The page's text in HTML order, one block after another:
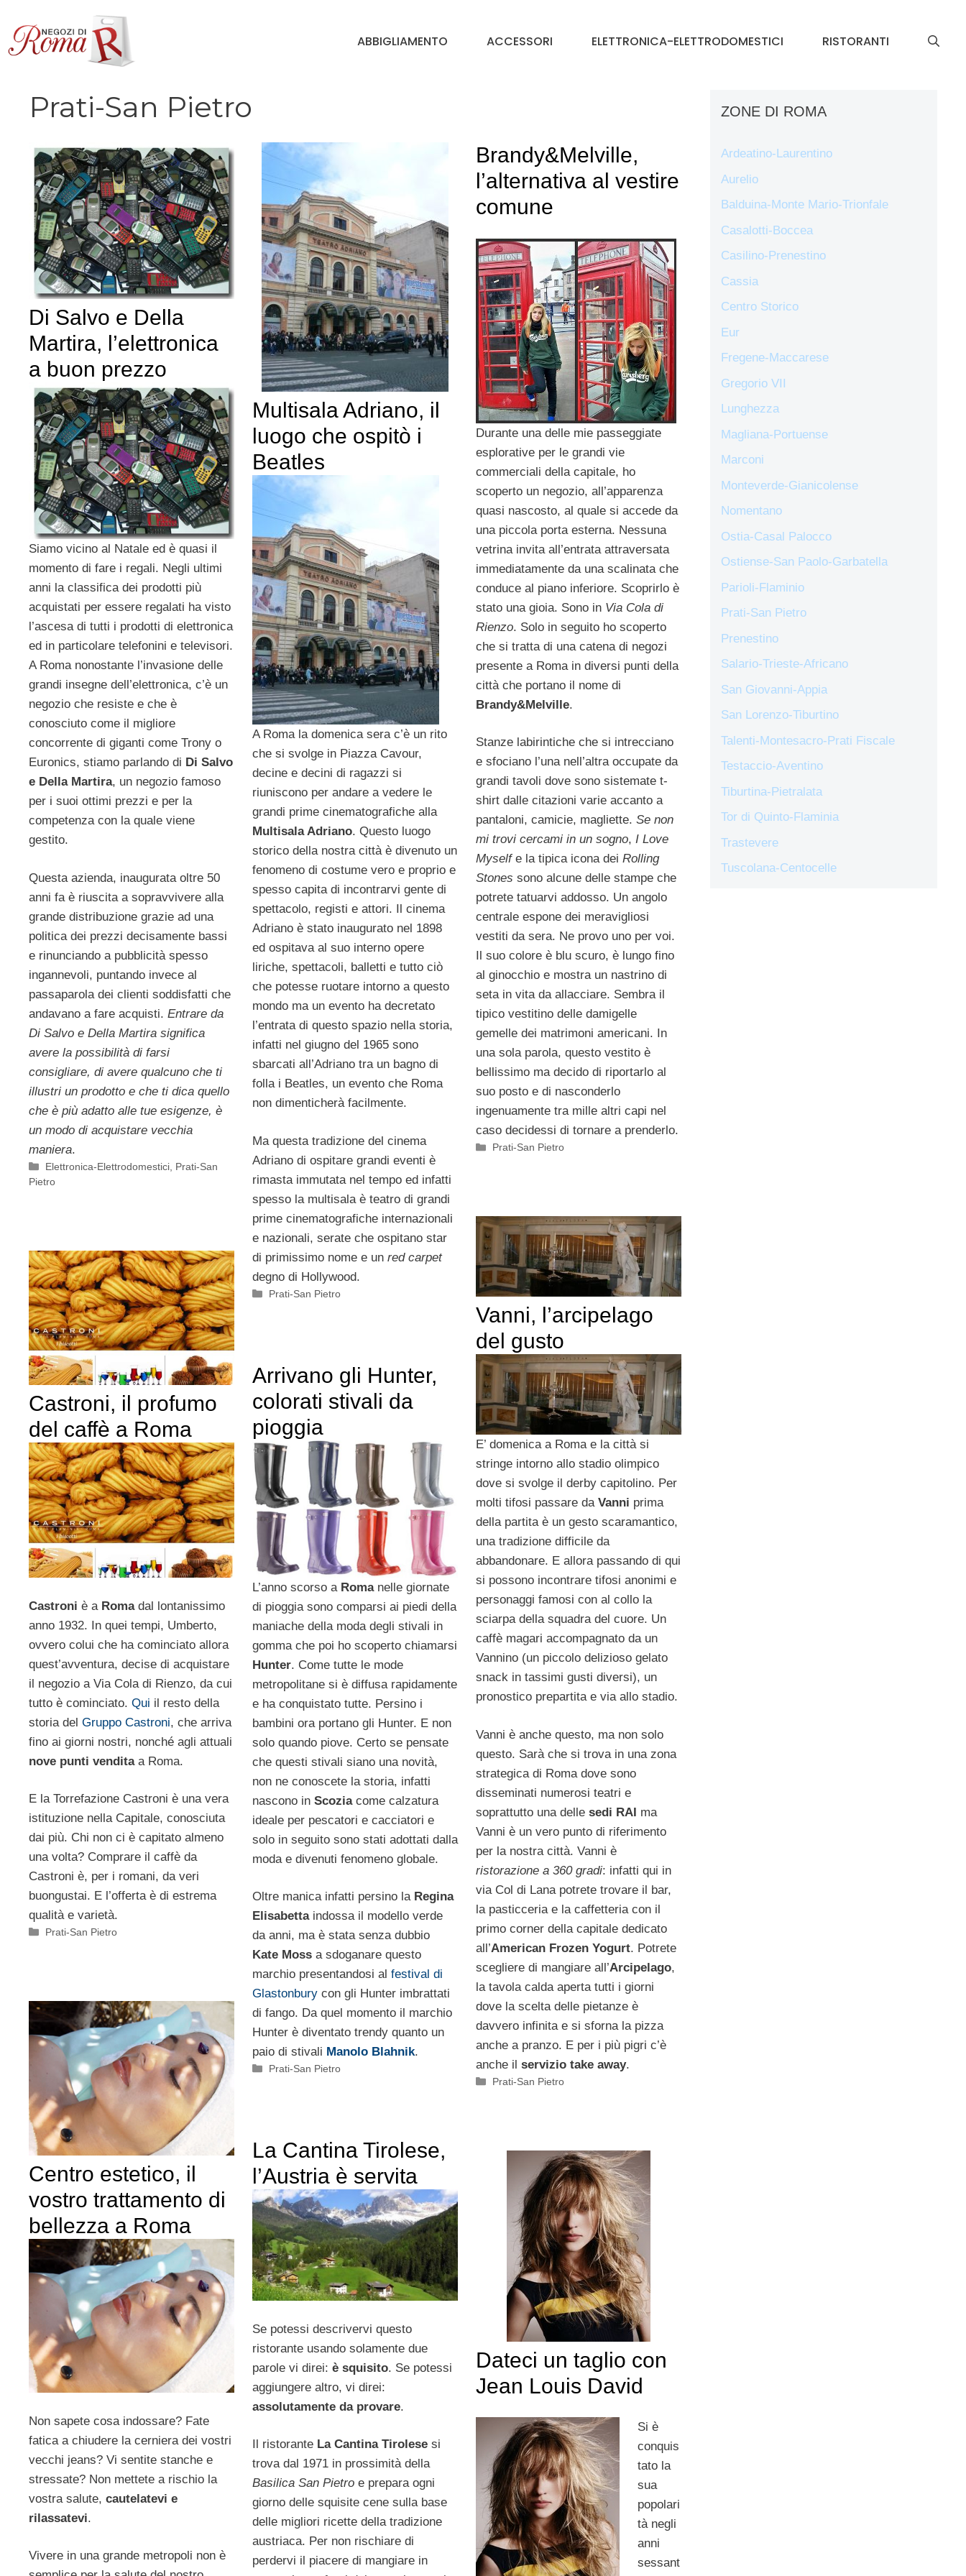
contenuto
ABBIGLIAMENTO ACCESSORI ELETTRONICA-ELETTRODOMESTICI RISTORANTI
Prati-San Pietro
Di Salvo e Della
Martira, l’elettronica
a buon prezzo
Siamo vicino al Natale ed è quasi il
momento di fare i regali. Negli ultimi
anni la classifica dei prodotti più
acquistati per essere regalati ha visto
l’ascesa di tutti i prodotti di elettronica
ed in particolare telefonini e televisori.
A Roma nonostante l’invasione delle
grandi insegne dell’elettronica, c’è un
negozio che resiste e che è
conosciuto come il migliore
concorrente di giganti come Trony o
Euronics, stiamo parlando di Di Salvo
e Della Martira, un negozio famoso
per i suoi ottimi prezzi e per la
competenza con la quale viene
gestito.
Questa azienda, inaugurata oltre 50
anni fa è riuscita a sopravvivere alla
grande distribuzione grazie ad una
politica dei prezzi decisamente bassi
e rinunciando a pubblicità spesso
ingannevoli, puntando invece al
passaparola dei clienti soddisfatti che
andavano a fare acquisti. Entrare da
Di Salvo e Della Martira significa
avere la possibilità di farsi
consigliare, di avere qualcuno che ti
illustri un prodotto e che ti dica quello
che è più adatto alle tue esigenze, è
un modo di acquistare vecchia
maniera.
Categorie
Elettronica-Elettrodomestici Prati-San
Pietro
Multisala Adriano, il
luogo che ospitò i
Beatles
A Roma la domenica sera c’è un rito
che si svolge in Piazza Cavour,
decine e decini di ragazzi si
riuniscono per andare a vedere le
grandi prime cinematografiche alla
Multisala Adriano. Questo luogo
storico della nostra città è divenuto un
fenomeno di costume vero e proprio e
spesso capita di incontrarvi gente di
spettacolo, registi e attori. Il cinema
Adriano è stato inaugurato nel 1898
ed ospitava al suo interno opere
liriche, spettacoli, balletti e tutto ciò
che potesse ruotare intorno a questo
mondo ma un evento ha decretato
l’entrata di questo spazio nella storia,
infatti nel giugno del 1965 sono
sbarcati all’Adriano tra un bagno di
folla i Beatles, un evento che Roma
non dimenticherà facilmente.
Ma questa tradizione del cinema
Adriano di ospitare grandi eventi è
rimasta immutata nel tempo ed infatti
spesso la multisala è teatro di grandi
prime cinematografiche internazionali
e nazionali, serate che ospitano star
di primissimo nome e un red carpet
degno di Hollywood.
Categorie
Prati-San Pietro
Brandy&Melville,
l’alternativa al vestire
comune
Durante una delle mie passeggiate
esplorative per le grandi vie
commerciali della capitale, ho
scoperto un negozio, all’apparenza
quasi nascosto, al quale si accede da
una piccola porta esterna. Nessuna
vetrina invita all’entrata attraversata
immediatamente da una scalinata che
conduce al piano inferiore. Scoprirlo è
stato una gioia. Sono in Via Cola di
Rienzo. Solo in seguito ho scoperto
che si tratta di una catena di negozi
presente a Roma in diversi punti della
città che portano il nome di
Brandy&Melville.
Stanze labirintiche che si intrecciano
e sfociano l’una nell’altra occupate da
grandi tavoli dove sono sistemate t-
shirt dalle citazioni varie accanto a
pantaloni, camicie, magliette. Se non
mi trovi cercami in un sogno, I Love
Myself e la tipica icona dei Rolling
Stones sono alcune delle stampe che
potrete tatuarvi addosso. Un angolo
centrale espone dei meravigliosi
vestiti da sera. Ne provo uno per voi.
Il suo colore è blu scuro, è lungo fino
al ginocchio e mostra un nastrino di
seta in vita da allacciare. Sembra il
tipico vestitino delle damigelle
gemelle dei matrimoni americani. In
una sola parola, questo vestito è
bellissimo ma decido di riportarlo al
suo posto e di nasconderlo
ingenuamente tra mille altri capi nel
caso decidessi di tornare a prenderlo.
Categorie
Prati-San Pietro
Vanni, l’arcipelago
del gusto
E’ domenica a Roma e la città si
stringe intorno allo stadio olimpico
dove si svolge il derby capitolino. Per
molti tifosi passare da Vanni prima
della partita è un gesto scaramantico,
una tradizione difficile da
abbandonare. E allora passando di qui
si possono incontrare tifosi anonimi e
personaggi famosi con al collo la
sciarpa della squadra del cuore. Un
caffè magari accompagnato da un
Vannino (un piccolo delizioso gelato
snack in tassimi gusti diversi), un
pronostico prepartita e via allo stadio.
Vanni è anche questo, ma non solo
questo. Sarà che si trova in una zona
strategica di Roma dove sono
disseminati numerosi teatri e
soprattutto una delle sedi RAI ma
Vanni è un vero punto di riferimento
per la nostra città. Vanni è
ristorazione a 360 gradi: infatti qui in
via Col di Lana potrete trovare il bar,
la pasticceria e la caffetteria con il
primo corner della capitale dedicato
all’American Frozen Yogurt. Potrete
scegliere di mangiare all’Arcipelago,
la tavola calda aperta tutti i giorni
dove la scelta delle pietanze è
davvero infinita e si sforna la pizza
anche a pranzo. E per i più pigri c’è
anche il servizio take away.
Categorie
Prati-San Pietro
Castroni, il profumo
del caffè a Roma
Castroni è a Romadal lontanissimo
anno 1932. In quei tempi, Umberto,
ovvero colui che ha cominciato allora
quest’avventura, decise di acquistare
il negozio a Via Cola di Rienzo, da cui
tutto è cominciato. Qui il resto della
storia del Gruppo Castroni, che arriva
fino ai giorni nostri, nonché agli attuali
nove punti venditaa Roma.
E la Torrefazione Castroni è una vera
istituzione nella Capitale, conosciuta
dai più. Chi non ci è capitato almeno
una volta? Comprare il caffè da
Castroni è, per i romani, da veri
buongustai. E l’offerta è di estrema
qualità e varietà.
Categorie
Prati-San Pietro
Arrivano gli Hunter,
colorati stivali da
pioggia
L’anno scorso a Romanelle giornate
di pioggia sono comparsi ai piedi della
maniache della moda degli stivali in
gomma che poi ho scoperto chiamarsi
Hunter. Come tutte le mode
metropolitane si è diffusa rapidamente
e ha conquistato tutte. Persino i
bambini ora portano gli Hunter. E non
solo quando piove. Certo se pensate
che questi stivali siano una novità,
non ne conoscete la storia, infatti
nascono in Scozia come calzatura
ideale per pescatori e cacciatori e
solo in seguito sono stati adottati dalla
moda e divenuti fenomeno globale.
Oltre manica infatti persino la Regina
Elisabettaindossa il modello verde
da anni, ma è stata senza dubbio
Kate Mossa sdoganare questo
marchio presentandosi al festival di
Glastonbury con gli Hunter imbrattati
di fango. Da quel momento il marchio
Hunter è diventato trendy quanto un
paio di stivali Manolo Blahnik.
Categorie
Prati-San Pietro
Centro estetico, il
vostro trattamento di
bellezza a Roma
Non sapete cosa indossare? Fate
fatica a chiudere la cerniera dei vostri
vecchi jeans? Vi sentite stanche e
stressate? Non mettete a rischio la
vostra salute, cautelatevi e
rilassatevi.
Vivere in una grande metropoli non è
La Cantina Tirolese,
l’Austria è servita
Se potessi descrivervi questo
ristorante usando solamente due
parole vi direi: è squisito. Se potessi
aggiungere altro, vi direi:
assolutamente da provare.
Il ristorante La Cantina Tirolese si
trova dal 1971 in prossimità della
Basilica San Pietro e prepara ogni
giorno delle squisite cene sulla base
delle migliori ricette della tradizione
austriaca. Per non rischiare di
perdervi il piacere di mangiare in
Dateci un taglio con
Jean Louis David
Si è
conquis
tato la
sua
popolari
tà negli
anni
sessant
ZONE DI ROMA
Ardeatino-Laurentino
Aurelio
Balduina-Monte Mario-Trionfale
Casalotti-Boccea
Casilino-Prenestino
Cassia
Centro Storico
Eur
Fregene-Maccarese
Gregorio VII
Lunghezza
Magliana-Portuense
Marconi
Monteverde-Gianicolense
Nomentano
Ostia-Casal Palocco
Ostiense-San Paolo-Garbatella
Parioli-Flaminio
Prati-San Pietro
Prenestino
Salario-Trieste-Africano
San Giovanni-Appia
San Lorenzo-Tiburtino
Talenti-Montesacro-Prati Fiscale
Testaccio-Aventino
Tiburtina-Pietralata
Tor di Quinto-Flaminia
Trastevere
Tuscolana-Centocelle